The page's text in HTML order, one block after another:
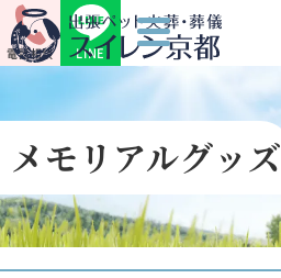
電話相談 LINE
メモリアルグッズ